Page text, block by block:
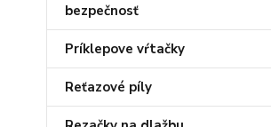
bezpečnosť
Príklepove vŕtačky
Reťazové píly